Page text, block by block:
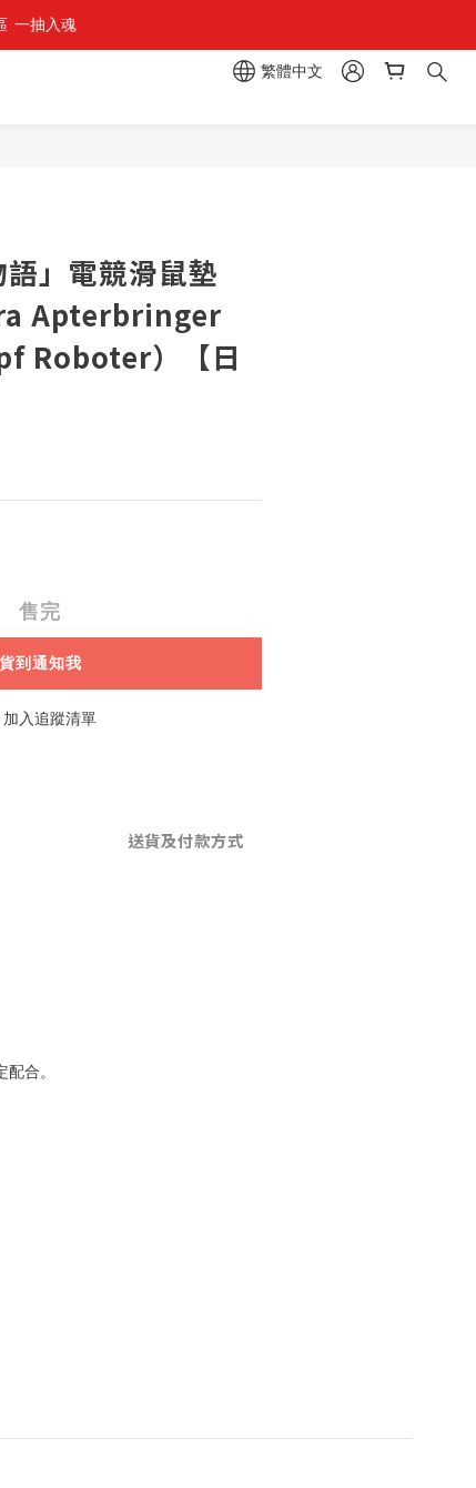
一抽入魂
繁體中文
」電競滑鼠墊
Apterbringer
Roboter）【日
售完
貨到通知我
加入追蹤清單
送貨及付款方式
合。